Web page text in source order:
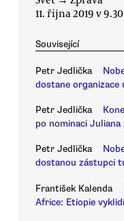
11. října 2019 v 9.30
Související
Petr Jedlička
dostane organizace
Petr Jedlička
po nominaci Juliana
Petr Jedlička
dostanou zástupci
František Kalenda
Africe: Etiopie